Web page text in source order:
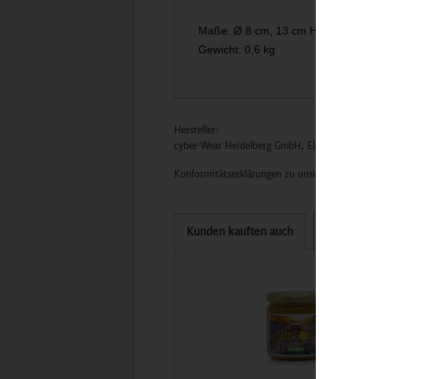
Maße: Ø 8 cm, 13 cm Höhe
Gewicht: 0,6 kg
Hersteller:
cyber-Wear Heidelberg GmbH, Elsa-Brändström-Str. 4,
Konformitätserklärungen zu unseren Produkten finden Sie
Kunden kauften auch